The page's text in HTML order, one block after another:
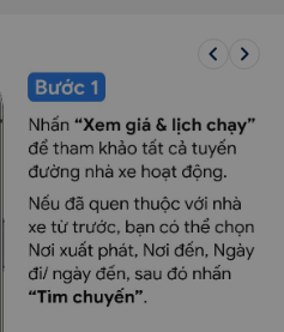
keyboard_arrow_left keyboard_arrow_right